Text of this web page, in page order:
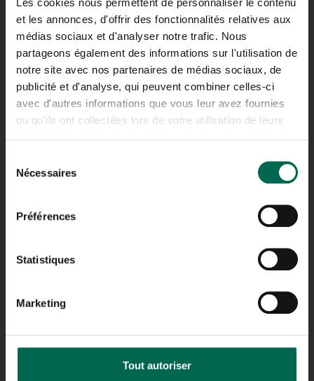
et les annonces, d'offrir des fonctionnalités relatives aux
médias sociaux et d'analyser notre trafic. Nous
partageons également des informations sur l'utilisation de
notre site avec nos partenaires de médias sociaux, de
publicité et d'analyse, qui peuvent combiner celles-ci
avec d'autres informations que vous leur avez fournies
ou qu'ils ont collectées lors de votre utilisation de leurs
Nécessaires
Préférences
Statistiques
Marketing
Tout autoriser
NRJ
CERTIFIÉ ISO 9001
SAINT-HUBERT